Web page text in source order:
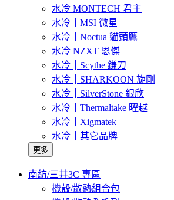
水冷 MONTECH 君主
水冷┃MSI 微星
水冷┃Noctua 貓頭鷹
水冷 NZXT 恩傑
水冷┃Scythe 鎌刀
水冷┃SHARKOON 旋剛
水冷┃SilverStone 銀欣
水冷┃Thermaltake 曜越
水冷┃Xigmatek
水冷┃其它品牌
更多
南紡/三井3C 專區
機殼/散熱組合包